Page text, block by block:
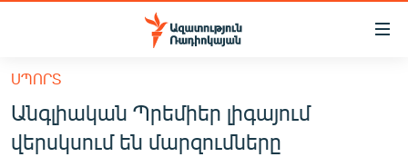
Մատչելիության
հիմնական
բովանդակությանը
ԱնցնելՀԱՅԱՍՏԱՆ
ՍՊՈՐՏ
Անգլիական Պրեմիեր լիգայում
վերսկսում են մարզումները